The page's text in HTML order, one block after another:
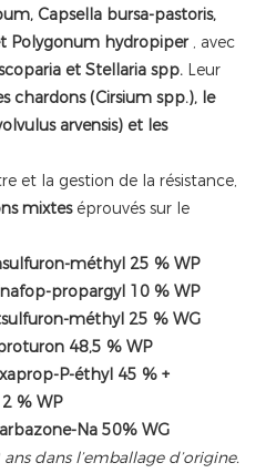
Capsella bursa-pastoris,
Polygonum hydropiper, avec
et Stellaria spp. Leur
chardons (Cirsium spp.), le
arvensis) et les
et la gestion de la résistance,
mixteséprouvés sur le
méthyl 25 % WP
propargyl 10 % WP
méthyl 25 % WG
48,5 % WP
P-éthyl 45 % +
% WP
Na 50% WG
dans l’emballage d’origine.